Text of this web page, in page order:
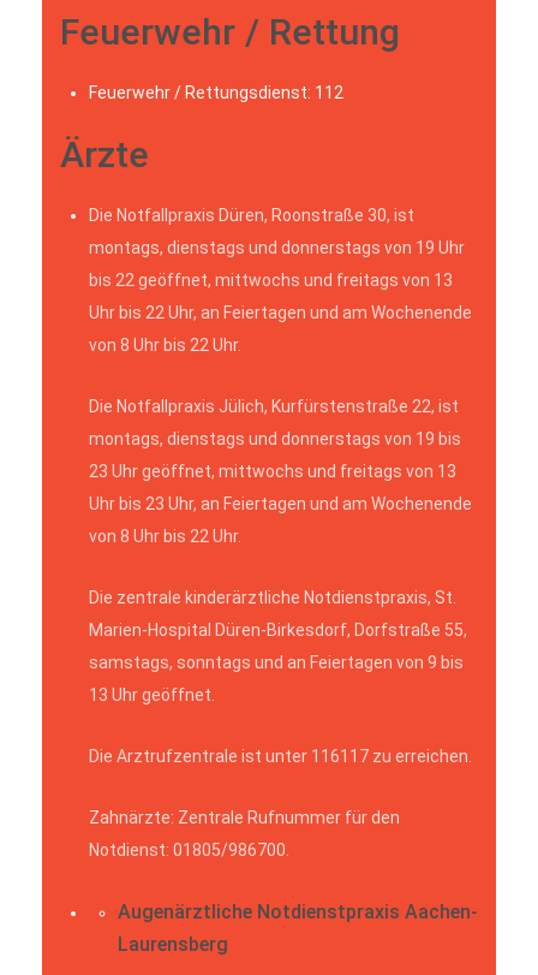
Feuerwehr / Rettung
Feuerwehr / Rettungsdienst: 112
Ärzte
Die Notfallpraxis Düren, Roonstraße 30, ist
montags, dienstags und donnerstags von 19 Uhr
bis 22 geöffnet, mittwochs und freitags von 13
Uhr bis 22 Uhr, an Feiertagen und am Wochenende
von 8 Uhr bis 22 Uhr.
Die Notfallpraxis Jülich, Kurfürstenstraße 22, ist
montags, dienstags und donnerstags von 19 bis
23 Uhr geöffnet, mittwochs und freitags von 13
Uhr bis 23 Uhr, an Feiertagen und am Wochenende
von 8 Uhr bis 22 Uhr.
Die zentrale kinderärztliche Notdienstpraxis, St.
Marien-Hospital Düren-Birkesdorf, Dorfstraße 55,
samstags, sonntags und an Feiertagen von 9 bis
13 Uhr geöffnet.
Die Arztrufzentrale ist unter 116117 zu erreichen.
Zahnärzte: Zentrale Rufnummer für den
Notdienst: 01805/986700.
Augenärztliche Notdienstpraxis Aachen-
Laurensberg